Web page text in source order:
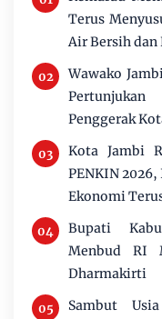
Terus
Air Bersih
Wawako
Pertunjukan
Penggerak
Kota Jambi
PENKIN
Ekonomi
Bupati
Menbud RI
Dharmakirti
Sambut